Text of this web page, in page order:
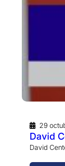
29
David
David